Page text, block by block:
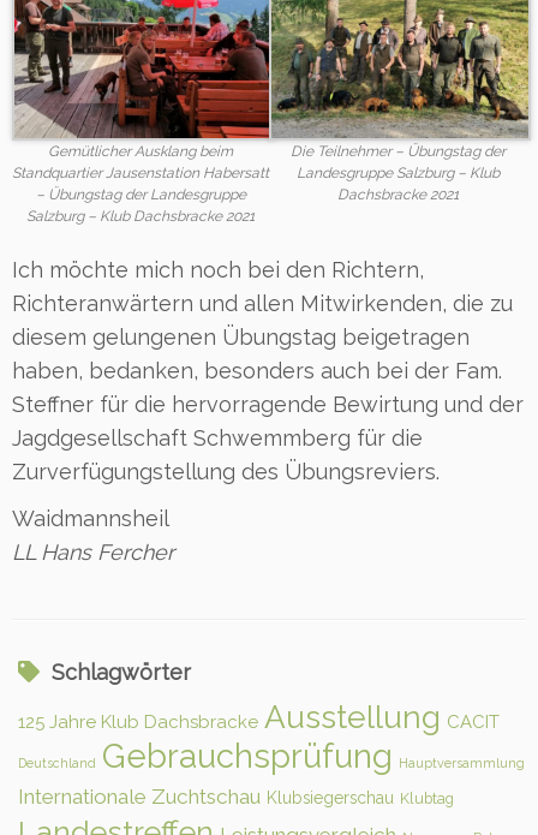
Gemütlicher Ausklang beim
Standquartier Jausenstation Habersatt
– Übungstag der Landesgruppe
Salzburg – Klub Dachsbracke 2021
Die Teilnehmer – Übungstag der
Landesgruppe Salzburg – Klub
Dachsbracke 2021
Ich möchte mich noch bei den Richtern,
Richteranwärtern und allen Mitwirkenden, die zu
diesem gelungenen Übungstag beigetragen
haben, bedanken, besonders auch bei der Fam.
Steffner für die hervorragende Bewirtung und der
Jagdgesellschaft Schwemmberg für die
Zurverfügungstellung des Übungsreviers.
Waidmannsheil
LL Hans Fercher
Schlagwörter
125 Jahre Klub Dachsbracke Ausstellung CACIT
Deutschland Gebrauchsprüfung Hauptversammlung
Internationale Zuchtschau Klubsiegerschau Klubtag